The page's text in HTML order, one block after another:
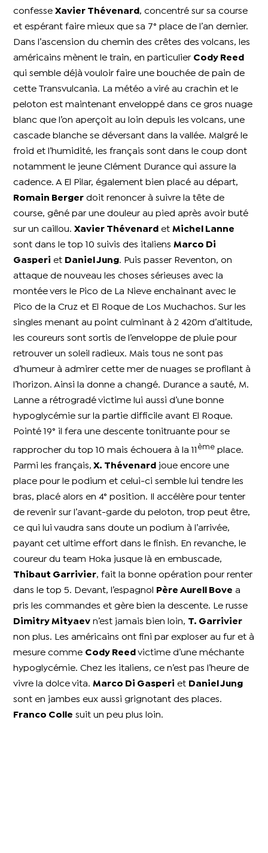
confesseXavier Thévenard , concentré sur sa course
et espérant faire mieux que sa 7° place de l’an dernier.
Dans l’ascension du chemin des crêtes des volcans, les
américains mènent le train, en particulier Cody Reed
qui semble déjà vouloir faire une bouchée de pain de
cette Transvulcania. La météo a viré au crachin et le
peloton est maintenant enveloppé dans ce gros nuage
blanc que l’on aperçoit au loin depuis les volcans, une
cascade blanche se déversant dans la vallée. Malgré le
froid et l’humidité, les français sont dans le coup dont
notamment le jeune Clément Durance qui assure la
cadence. A El Pilar, également bien placé au départ,
Romain Berger doit renoncer à suivre la tête de
course, gêné par une douleur au pied après avoir buté
sur un caillou.Xavier Thévenard etMichel Lanne
sont dans le top 10 suivis des italiensMarco Di
Gasperi et Daniel Jung.
Puis passer Reventon, on
attaque de nouveau les choses sérieuses avec la
montée vers le Pico de La Nieve enchainant avec le
Pico de la Cruz et El Roque de Los Muchachos. Sur les
singles menant au point culminant à 2 420m d’altitude,
les coureurs sont sortis de l’enveloppe de pluie pour
retrouver un soleil radieux. Mais tous ne sont pas
d’humeur à admirer cette mer de nuages se profilant à
l’horizon. Ainsi la donne a changé. Durance a sauté, M.
Lanne a rétrogradé victime lui aussi d’une bonne
hypoglycémie sur la partie difficile avant El Roque.
Pointé 19° il fera une descente tonitruante pour se
rapprocher du top 10 mais échouera à la 11 ème place.
Parmi les français, X. Thévenard
joue encore une
place pour le podium et celui-ci semble lui tendre les
bras, placé alors en 4° position. Il accélère pour tenter
de revenir sur l’avant-garde du peloton, trop peut être,
ce qui lui vaudra sans doute un podium à l’arrivée,
payant cet ultime effort dans le finish. En revanche, le
coureur du team Hoka jusque là en embuscade,
Thibaut Garrivier, fait la bonne opération pour renter
dans le top 5. Devant, l’espagnol
Père Aurell Bove a
pris les commandes et gère bien la descente. Le russe
Dimitry Mityaev n’est jamais bien loin, T. Garrivier
non plus. Les américains ont fini par exploser au fur et à
mesure comme Cody Reed victime d’une méchante
hypoglycémie. Chez les italiens, ce n’est pas l’heure de
vivre la dolce vita.Marco Di Gasperi et Daniel Jung
sont en jambes eux aussi grignotant des places.
Franco Colle suit un peu plus loin.